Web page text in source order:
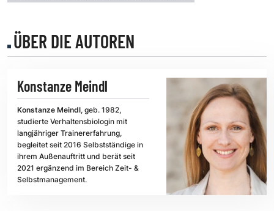
ÜBER DIE AUTOREN
Konstanze Meindl
Konstanze Meindl, geb. 1982,
studierte Verhaltensbiologin mit
langjähriger Trainererfahrung,
begleitet seit 2016 Selbstständige in
ihrem Außenauftritt und berät seit
2021 ergänzend im Bereich Zeit- &
Selbstmanagement.